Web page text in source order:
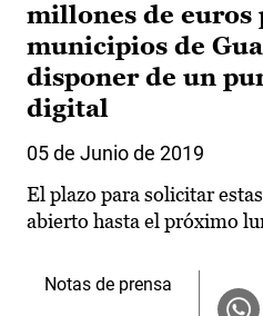
millones de euros
municipios de
disponer de un
digital
05 de Junio de 2019
El plazo para solicitar
abierto hasta el próximo
Notas de prensa